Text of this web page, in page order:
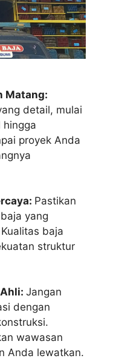
Matang:
detail, mulai
hingga
proyek Anda
Pastikan
yang
baja
struktur
Jangan
dengan
wawasan
Anda lewatkan.